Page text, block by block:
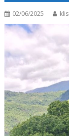
02/06/2025 klis